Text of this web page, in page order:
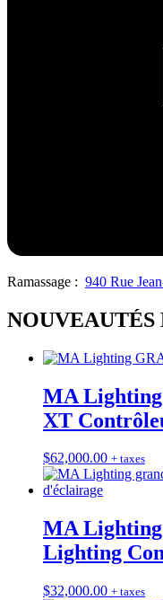
Ramassage : 940 Rue
MA
XT
$62,000.00 + taxes
MA
Lighting
$32,000.00 + taxes